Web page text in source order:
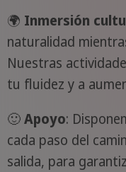
🌍 Inmersión
naturalidad
Nuestras
tu fluidez y a
🙂Apoyo:
cada paso del
salida, para